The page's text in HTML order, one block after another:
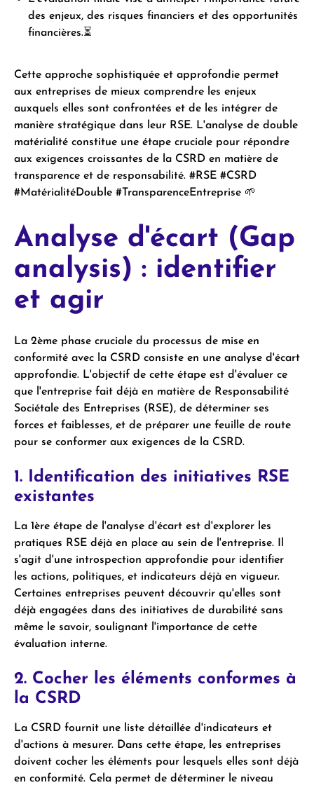
des enjeux, des risques financiers et des opportunités
financières.⏳
Cette approche sophistiquée et approfondie permet
aux entreprises de mieux comprendre les enjeux
auxquels elles sont confrontées et de les intégrer de
manière stratégique dans leur RSE. L'analyse de double
matérialité constitue une étape cruciale pour répondre
aux exigences croissantes de la CSRD en matière de
transparence et de responsabilité. #RSE #CSRD
#MatérialitéDouble #TransparenceEntreprise 🌱
Analyse d'écart (Gap
analysis) : identifier
et agir
La 2ème phase cruciale du processus de mise en
conformité avec la CSRD consiste en une analyse d'écart
approfondie. L'objectif de cette étape est d'évaluer ce
que l'entreprise fait déjà en matière de Responsabilité
Sociétale des Entreprises (RSE), de déterminer ses
forces et faiblesses, et de préparer une feuille de route
pour se conformer aux exigences de la CSRD.
1. Identification des initiatives RSE
existantes
La 1ère étape de l'analyse d'écart est d'explorer les
pratiques RSE déjà en place au sein de l'entreprise. Il
s'agit d'une introspection approfondie pour identifier
les actions, politiques, et indicateurs déjà en vigueur.
Certaines entreprises peuvent découvrir qu'elles sont
déjà engagées dans des initiatives de durabilité sans
même le savoir, soulignant l'importance de cette
évaluation interne.
2. Cocher les éléments conformes à
la CSRD
La CSRD fournit une liste détaillée d'indicateurs et
d'actions à mesurer. Dans cette étape, les entreprises
doivent cocher les éléments pour lesquels elles sont déjà
en conformité. Cela permet de déterminer le niveau